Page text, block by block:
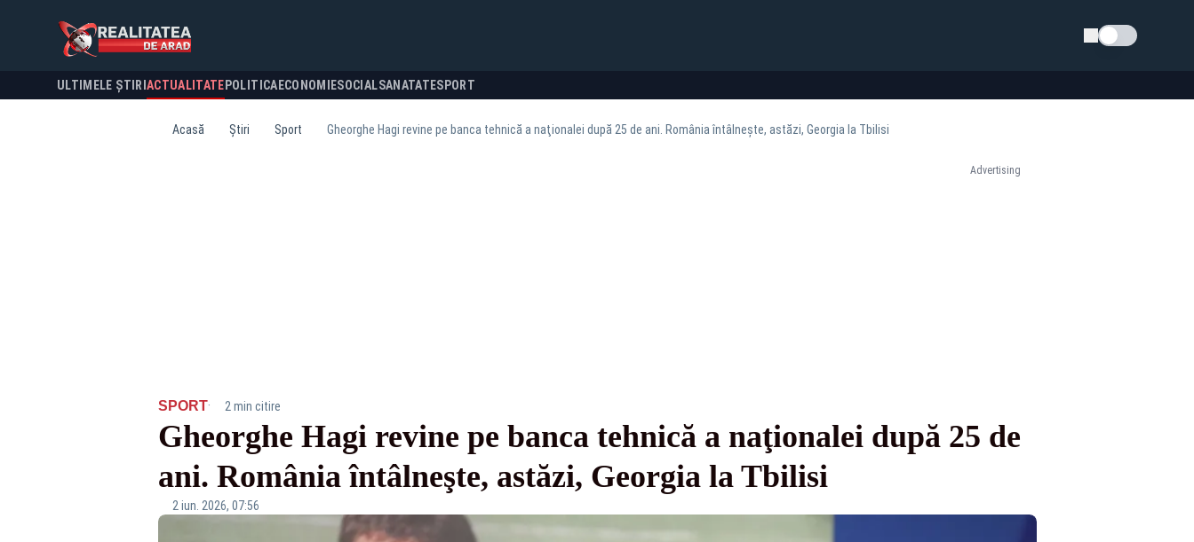
Schimba tema
ULTIMELE ȘTIRI ACTUALITATE POLITICA ECONOMIESOCIALSANATATESPORT
Acasă Știri Sport Gheorghe Hagi revine pe banca tehnică a naţionalei după 25 de ani. România întâlneşte, astăzi, Georgia la Tbilisi
Advertising
SPORT· 2 min citire
Gheorghe Hagi revine pe banca tehnică a naţionalei după 25 de
ani. România întâlneşte, astăzi, Georgia la Tbilisi
2 iun. 2026, 07:56